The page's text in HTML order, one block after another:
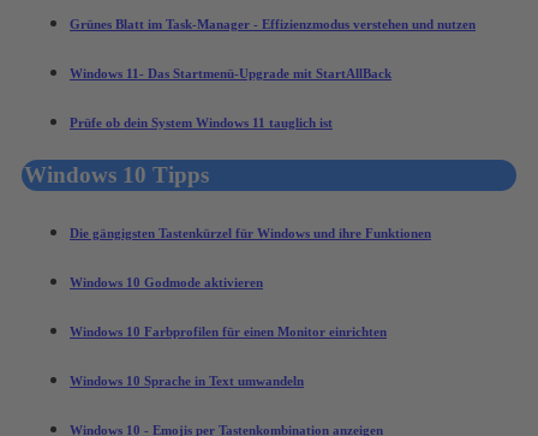
Grünes Blatt im Task-Manager - Effizienzmodus verstehen und nutzen
Windows 11- Das Startmenü-Upgrade mit StartAllBack
Prüfe ob dein System Windows 11 tauglich ist
Windows 10 Tipps
Die gängigsten Tastenkürzel für Windows und ihre Funktionen
Windows 10 Godmode aktivieren
Windows 10 Farbprofilen für einen Monitor einrichten
Windows 10 Sprache in Text umwandeln
Windows 10 - Emojis per Tastenkombination anzeigen